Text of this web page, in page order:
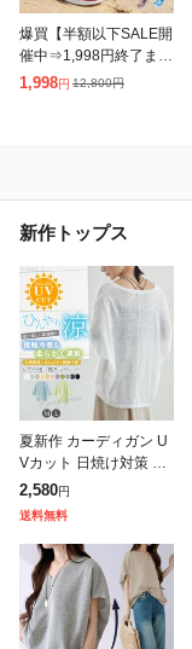
爆買【半額以下SALE開
催中⇒1,998円終了まで
あと3日】 夏新作 送料
1,998円 12,800円
新作トップス
夏新作 カーディガン U
Vカット 日焼け対策 冷
房対策 空調服 レディー
ス 熱中症対策 紫外線対
策 日焼け防止 エアコン
対策 接
2,580円
送料無料